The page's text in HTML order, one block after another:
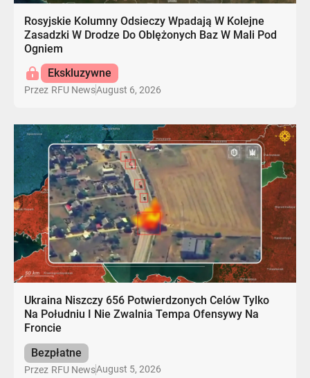
Rosyjskie Kolumny Odsieczy Wpadają W Kolejne
Zasadzki W Drodze Do Oblężonych Baz W Mali Pod
Ogniem
Ekskluzywne
Przez RFU NewsAugust 6, 2026
Ukraina Niszczy 656 Potwierdzonych Celów Tylko
Na Południu I Nie Zwalnia Tempa Ofensywy Na
Froncie
Bezpłatne
Przez RFU NewsAugust 5, 2026